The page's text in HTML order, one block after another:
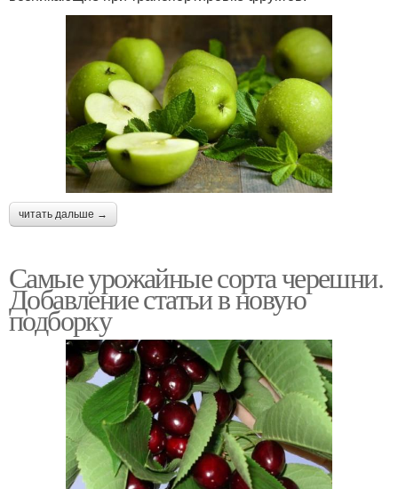
читать дальше →
Самые урожайные сорта черешни.
Добавление статьи в новую
подборку